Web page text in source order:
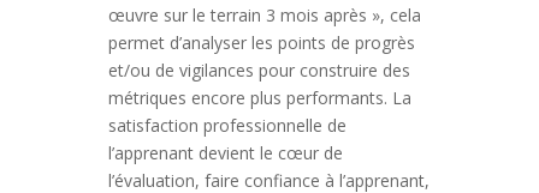
œuvre sur le terrain 3 mois après », cela
permet d’analyser les points de progrès
et/ou de vigilances pour construire des
métriques encore plus performants. La
satisfaction professionnelle de
l’apprenant devient le cœur de
l’évaluation, faire confiance à l’apprenant,